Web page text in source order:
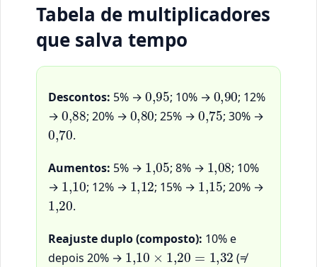
Tabela de multiplicadores
que salva tempo
Descontos: 5% →
0 95
; 10% →
0 90
; 12%
→
0,88
; 20% →
0,80
; 25% →
0,75
; 30% →
0,70
.
Aumentos: 5% →
1 05
; 8% →
1 08
; 10%
→
1,10
; 12% →
1,12
; 15% →
1 ,15
; 20% →
1,20
.
Reajuste duplo (composto): 10% e
depois 20% →
1 10×1,20=1 32
(≠